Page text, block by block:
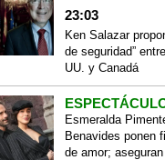
23:03
Ken Salazar
de seguridad”
UU. y Canadá
Esmeralda
Benavides ponen
de amor;